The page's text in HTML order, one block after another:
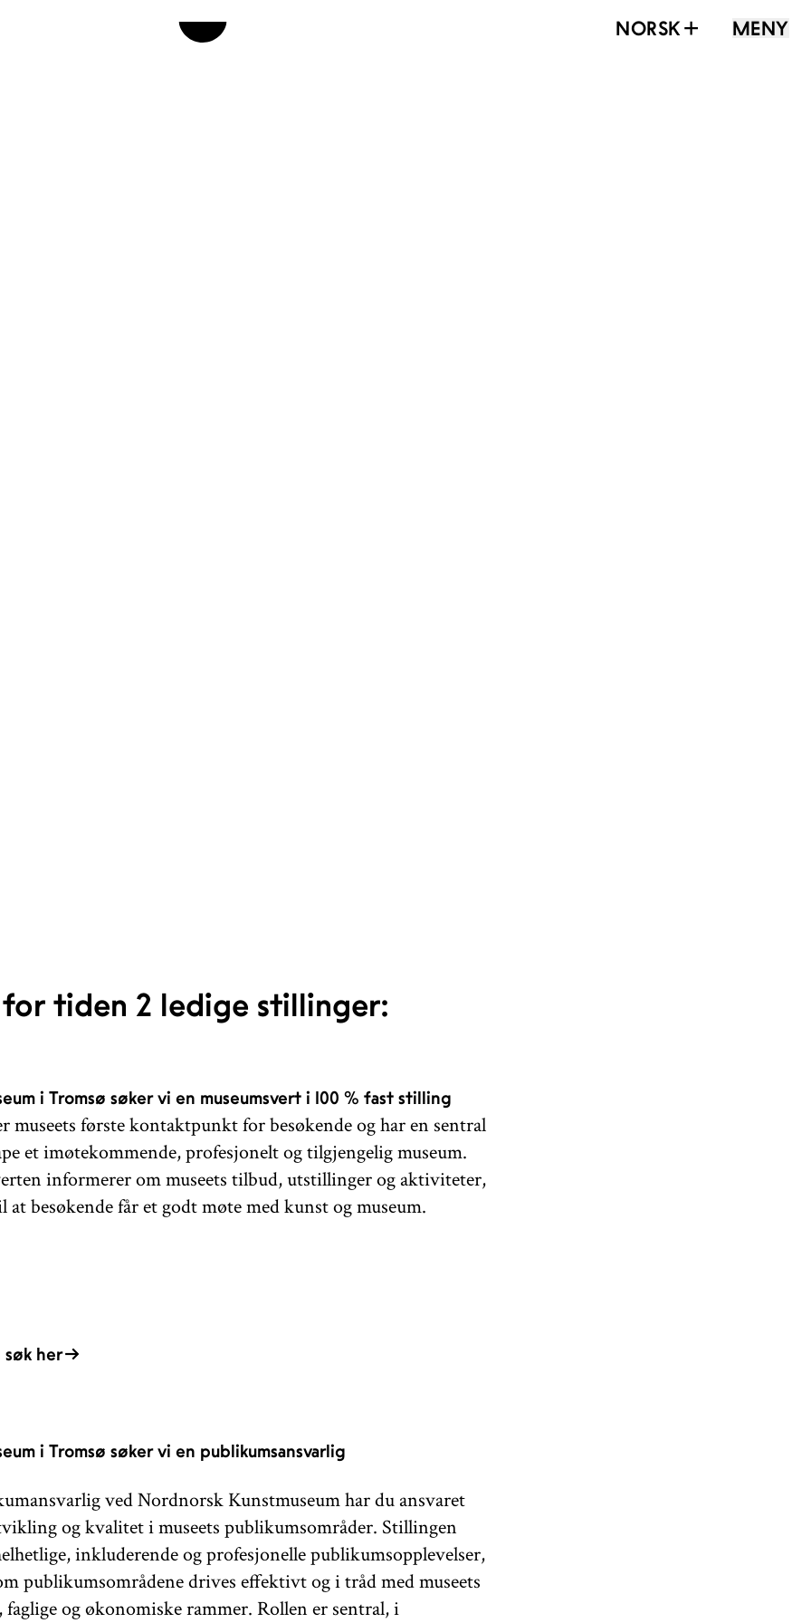
NORSK MENY
tiden 2 ledige stillinger:
i Tromsø søker vi en museumsvert i 100 % fast stilling
museets første kontaktpunkt for besøkende og har en sentral
et imøtekommende, profesjonelt og tilgjengelig museum.
informerer om museets tilbud, utstillinger og aktiviteter,
besøkende får et godt møte med kunst og museum.
søk her
i Tromsø søker vi en publikumsansvarlig
ved Nordnorsk Kunstmuseum har du ansvaret
og kvalitet i museets publikumsområder. Stillingen
inkluderende og profesjonelle publikumsopplevelser,
publikumsområdene drives effektivt og i tråd med museets
faglige og økonomiske rammer. Rollen er sentral, i